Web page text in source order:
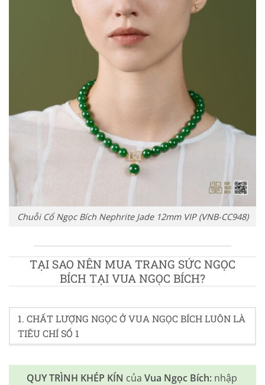
Chuỗi Cổ Ngọc Bích Nephrite Jade 12mm VIP (VNB-CC948)
TẠI SAO NÊN MUA TRANG SỨC NGỌC
BÍCH TẠI VUA NGỌC BÍCH?
1. CHẤT LƯỢNG NGỌC Ở VUA NGỌC BÍCH LUÔN LÀ
TIÊU CHÍ SỐ 1
QUY TRÌNH KHÉP KÍN của Vua Ngọc Bích: nhập